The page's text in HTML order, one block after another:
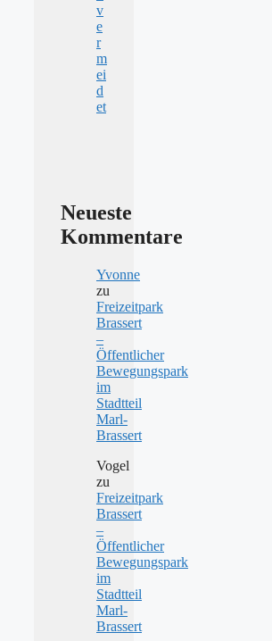
v
e
r
m
ei
d
et
Neueste
Kommentare
Yvonne
zu
Freizeitpark
Brassert
–
Öffentlicher
Bewegungspark
im
Stadtteil
Marl-
Brassert
Vogel
zu
Freizeitpark
Brassert
–
Öffentlicher
Bewegungspark
im
Stadtteil
Marl-
Brassert